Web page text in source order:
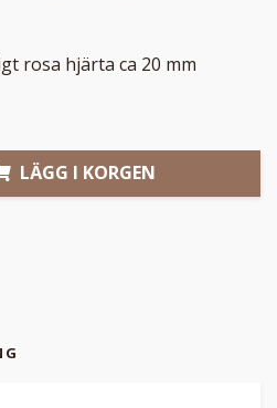
rosa hjärta ca 20 mm
LÄGG I KORGEN